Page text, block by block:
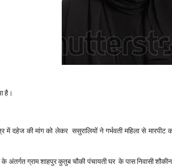
है।
में दहेज की मांग को लेकर ससुरालियों ने गर्भवती महिला से
के अंतर्गत ग्राम शाहपुर कुतुब चौकी पंचायती घर के पास निवासी